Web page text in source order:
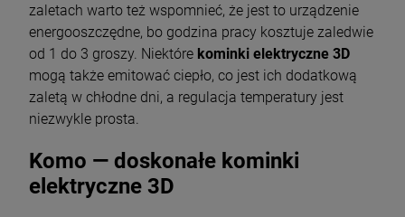
zaletach warto też wspomnieć, że jest to urządzenie
energooszczędne, bo godzina pracy kosztuje zaledwie
od 1 do 3 groszy. Niektóre kominki elektryczne 3D
mogą także emitować ciepło, co jest ich dodatkową
zaletą w chłodne dni, a regulacja temperatury jest
niezwykle prosta.
Komo — doskonałe kominki
elektryczne 3D